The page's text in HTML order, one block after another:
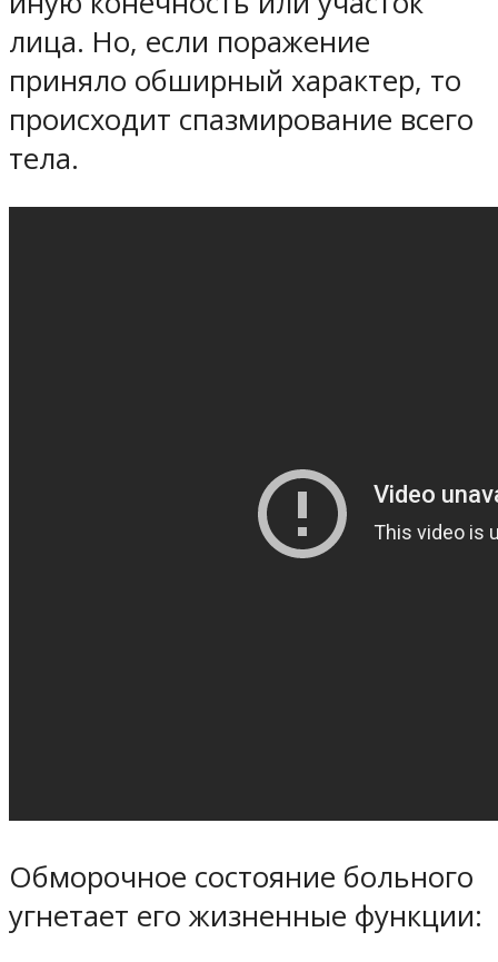
лица. Но, если поражение
приняло обширный характер, то
происходит спазмирование всего
тела.
Обморочное состояние больного
угнетает его жизненные функции: